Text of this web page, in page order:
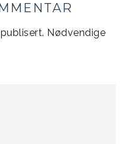
Nødvendige